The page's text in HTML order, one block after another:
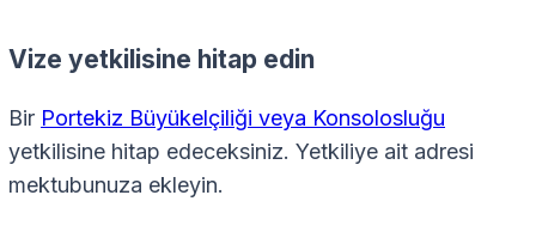
Vize yetkilisine hitap edin
Bir Portekiz Büyükelçiliği veya Konsolosluğu
yetkilisine hitap edeceksiniz. Yetkiliye ait adresi
mektubunuza ekleyin.